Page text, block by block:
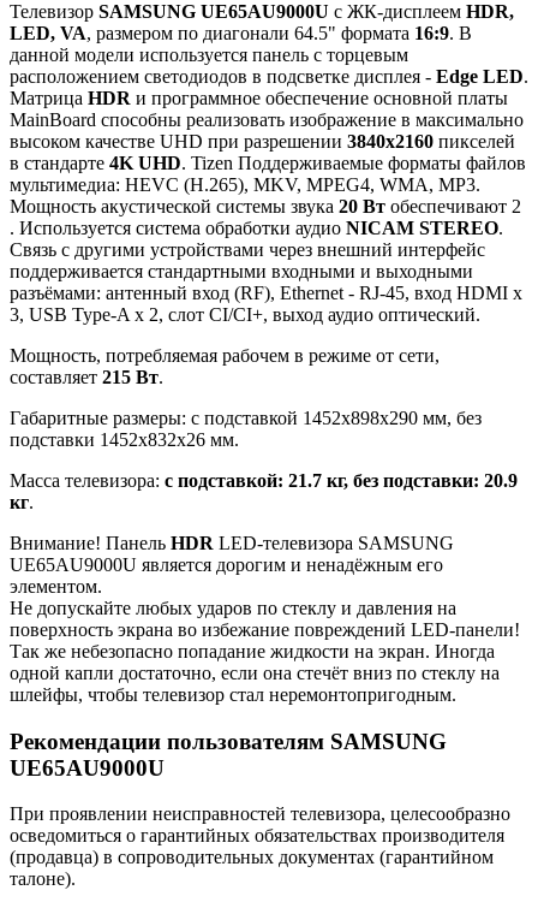
Телевизор SAMSUNG UE65AU9000U с ЖК-дисплеем HDR,
LED, VA, размером по диагонали 64.5" формата 16:9. В
данной модели используется панель с торцевым
расположением светодиодов в подсветке дисплея - Edge LED.
Матрица HDR и программное обеспечение основной платы
MainBoard способны реализовать изображение в максимально
высоком качестве UHD при разрешении 3840x2160 пикселей
в стандарте 4K UHD. Tizen Поддерживаемые форматы файлов
мультимедиа: HEVC (H.265), MKV, MPEG4, WMA, MP3.
Мощность акустической системы звука 20 Вт обеспечивают 2
. Используется система обработки аудио NICAM STEREO.
Связь с другими устройствами через внешний интерфейс
поддерживается стандартными входными и выходными
разъёмами: антенный вход (RF), Ethernet - RJ-45, вход HDMI x
3, USB Type-A x 2, слот CI/CI+, выход аудио оптический.
Мощность, потребляемая рабочем в режиме от сети,
составляет 215 Вт.
Габаритные размеры: с подставкой 1452x898x290 мм, без
подставки 1452x832x26 мм.
Масса телевизора: с подставкой: 21.7 кг, без подставки: 20.9
кг.
Внимание! Панель HDR LED-телевизора SAMSUNG
UE65AU9000U является дорогим и ненадёжным его
элементом.
Не допускайте любых ударов по стеклу и давления на
поверхность экрана во избежание повреждений LED-панели!
Так же небезопасно попадание жидкости на экран. Иногда
одной капли достаточно, если она стечёт вниз по стеклу на
шлейфы, чтобы телевизор стал неремонтопригодным.
Рекомендации пользователям SAMSUNG
UE65AU9000U
При проявлении неисправностей телевизора, целесообразно
осведомиться о гарантийных обязательствах производителя
(продавца) в сопроводительных документах (гарантийном
талоне).